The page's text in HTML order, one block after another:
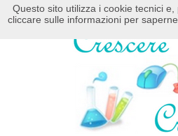
HOME POSTS RSS COMMENTS
Questo sito utilizza i cookie tecnici
cliccare sulle informazioni per